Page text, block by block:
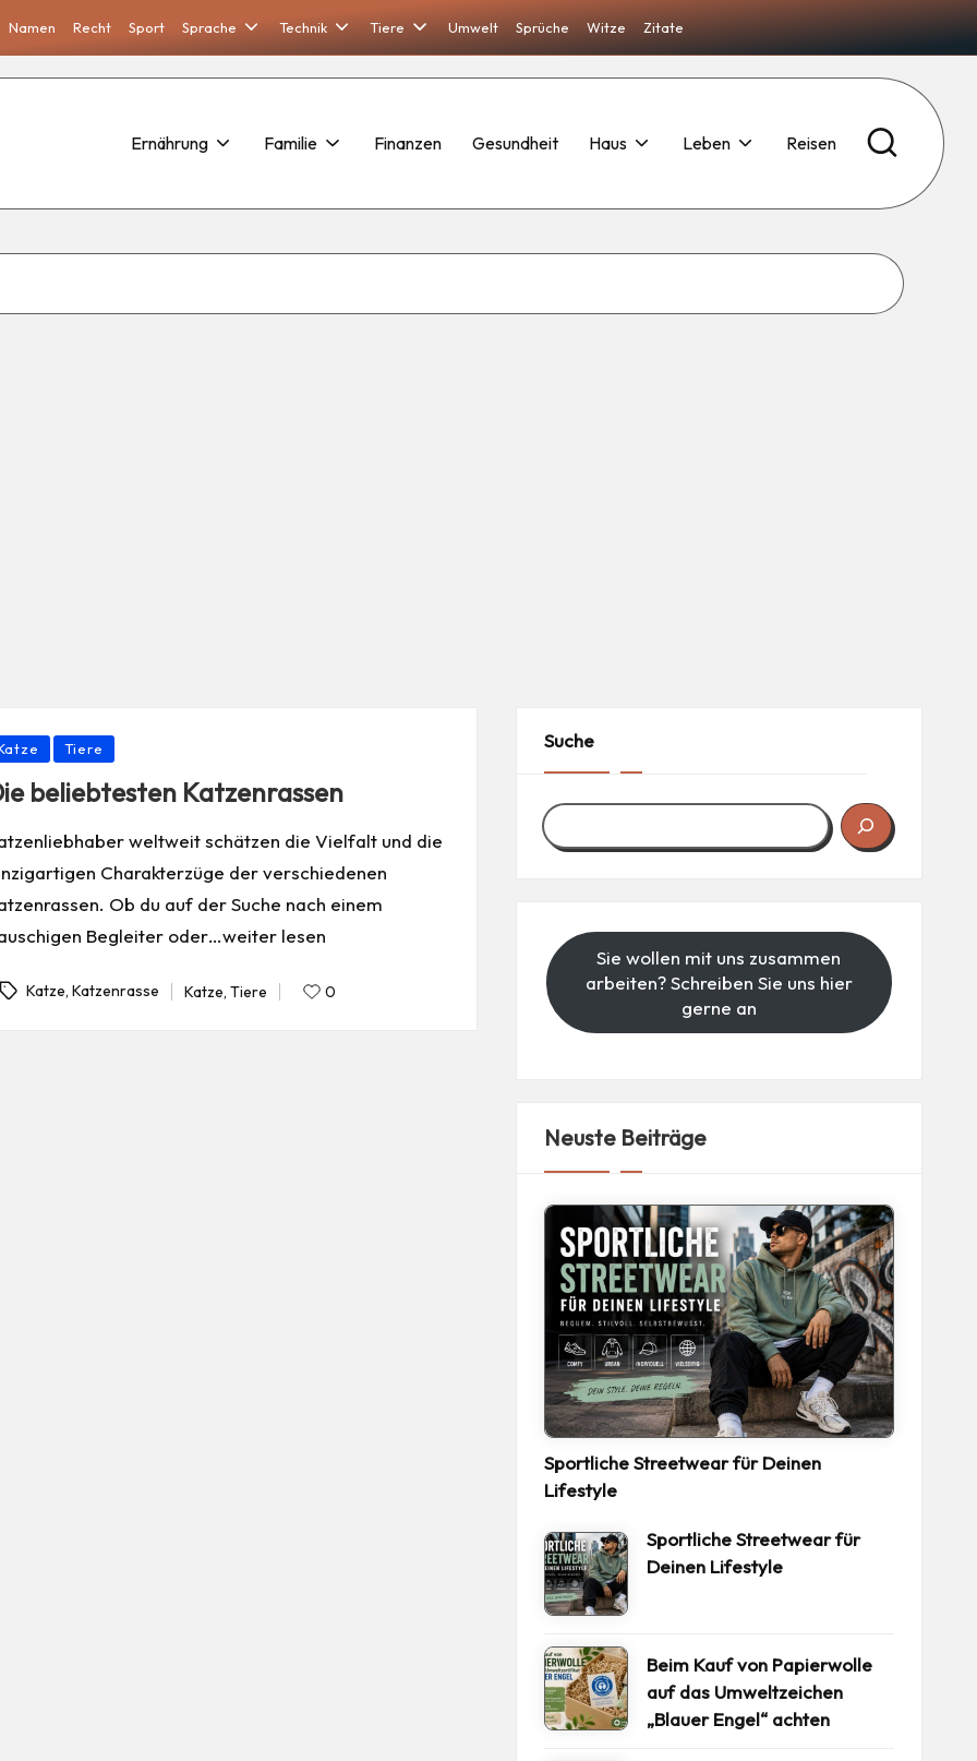
Namen Recht Sport Sprache Technik Tiere Umwelt Sprüche Witze Zitate
Ernährung Familie Finanzen Gesundheit Haus Leben Reisen
Tiere
beliebtesten Katzenrassen
weltweit schätzen die Vielfalt und die
Charakterzüge der verschiedenen
Ob du auf der Suche nach einem
Begleiter oder…weiter lesen
Katze, Katzenrasse
Posted
Katze, Tiere 0
Suche
Sie wollen mit uns zusammen
arbeiten? Schreiben Sie uns hier
gerne an
Neuste Beiträge
Sportliche Streetwear für Deinen
Lifestyle
Sportliche Streetwear für
Deinen Lifestyle
Beim Kauf von Papierwolle
auf das Umweltzeichen
„Blauer Engel“ achten